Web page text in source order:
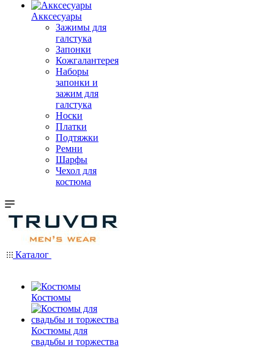
Акксесуары
Зажимы для
галстука
Запонки
Кожгалантерея
Наборы
запонки и
зажим для
галстука
Носки
Платки
Подтяжки
Ремни
Шарфы
Чехол для
костюма
Каталог
Костюмы
Костюмы для
свадьбы и торжества